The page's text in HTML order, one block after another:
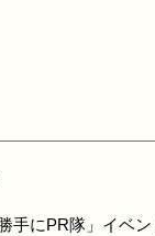
手にPR隊」イベ